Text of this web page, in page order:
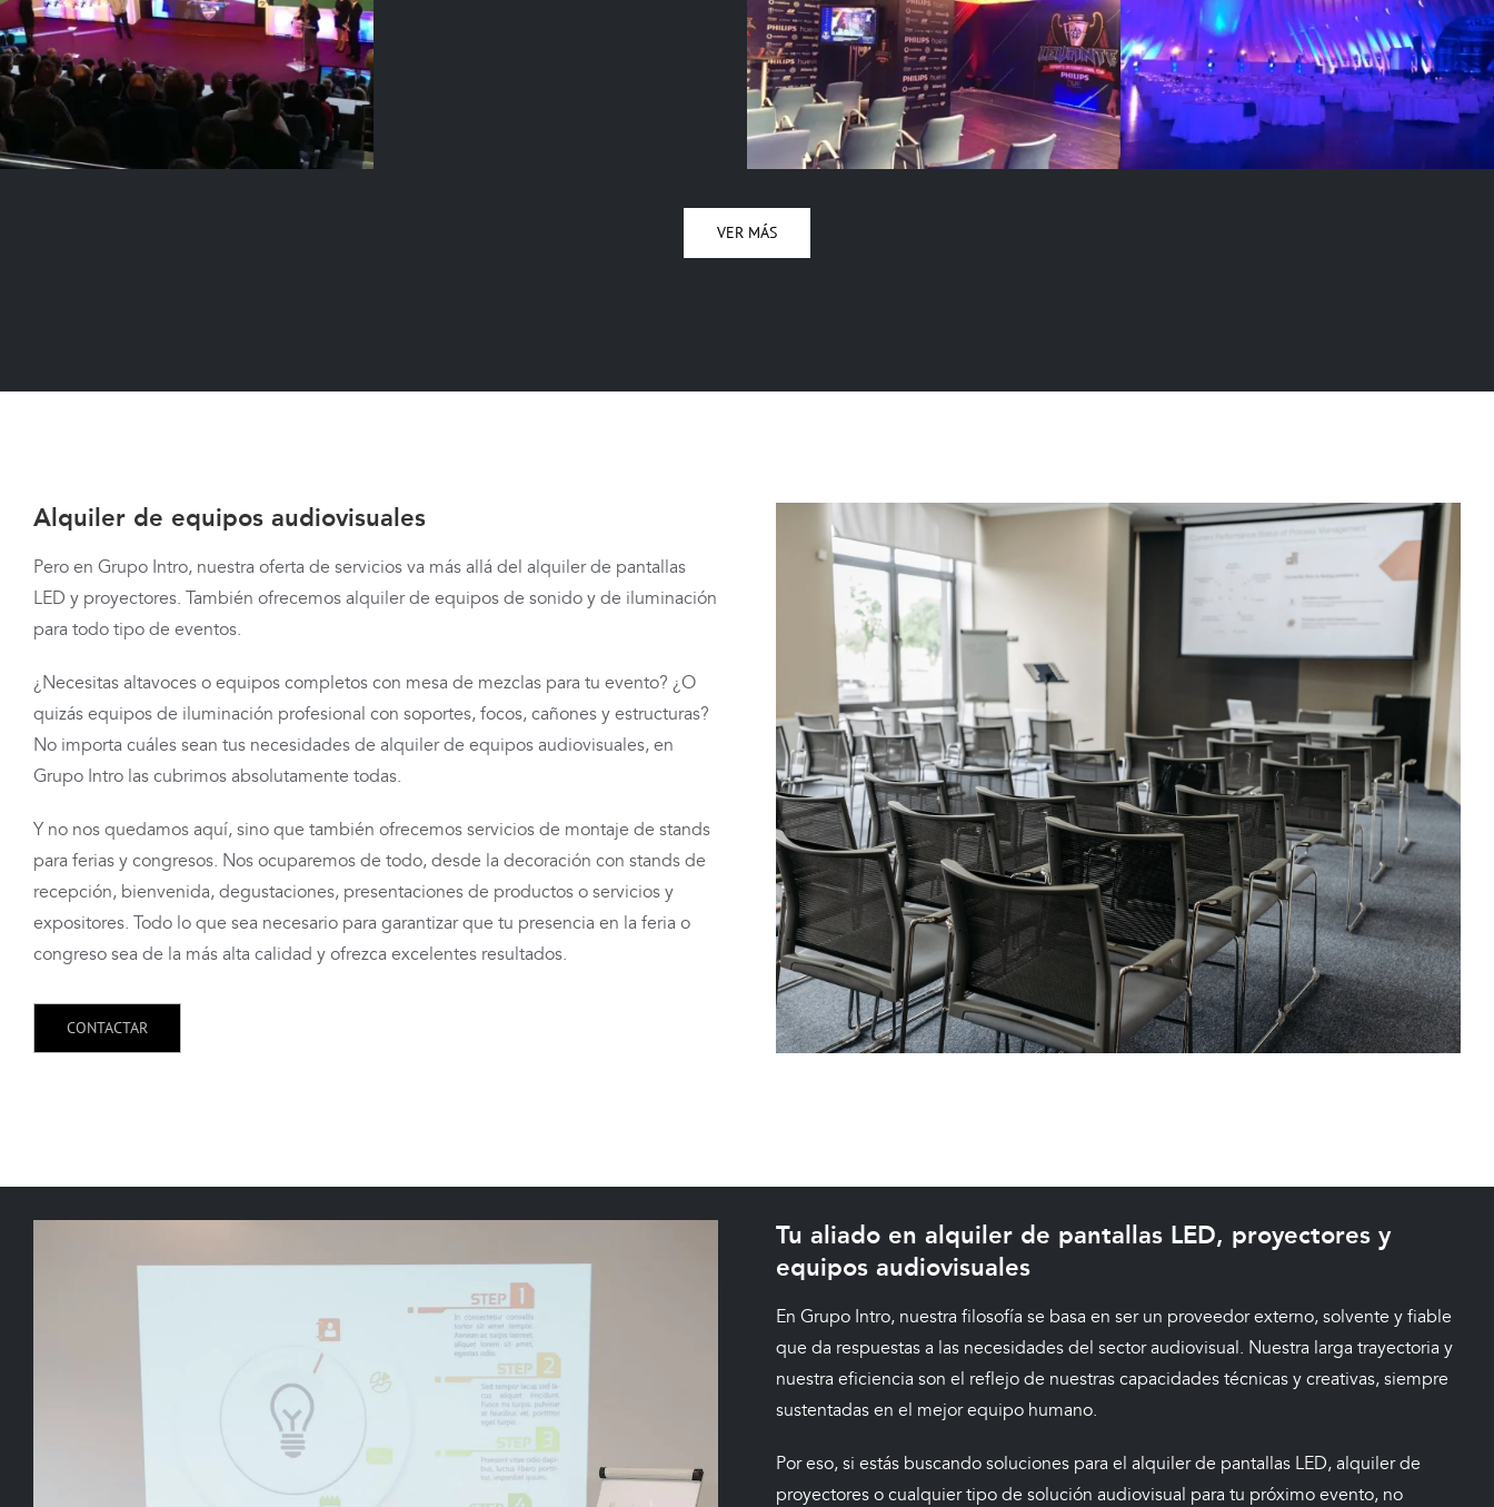
VER MÁS
Alquiler de equipos audiovisuales
Pero en Grupo Intro, nuestra oferta de servicios va más allá del alquiler de pantallas
LED y proyectores. También ofrecemos alquiler de equipos de sonido y de iluminación
para todo tipo de eventos.
¿Necesitas altavoces o equipos completos con mesa de mezclas para tu evento? ¿O
quizás equipos de iluminación profesional con soportes, focos, cañones y estructuras?
No importa cuáles sean tus necesidades de alquiler de equipos audiovisuales, en
Grupo Intro las cubrimos absolutamente todas.
Y no nos quedamos aquí, sino que también ofrecemos servicios de montaje de stands
para ferias y congresos. Nos ocuparemos de todo, desde la decoración con stands de
recepción, bienvenida, degustaciones, presentaciones de productos o servicios y
expositores. Todo lo que sea necesario para garantizar que tu presencia en la feria o
congreso sea de la más alta calidad y ofrezca excelentes resultados.
CONTACTAR
Tu aliado en alquiler de pantallas LED, proyectores y
equipos audiovisuales
En Grupo Intro, nuestra filosofía se basa en ser un proveedor externo, solvente y fiable
que da respuestas a las necesidades del sector audiovisual. Nuestra larga trayectoria y
nuestra eficiencia son el reflejo de nuestras capacidades técnicas y creativas, siempre
sustentadas en el mejor equipo humano.
Por eso, si estás buscando soluciones para el alquiler de pantallas LED, alquiler de
proyectores o cualquier tipo de solución audiovisual para tu próximo evento, no